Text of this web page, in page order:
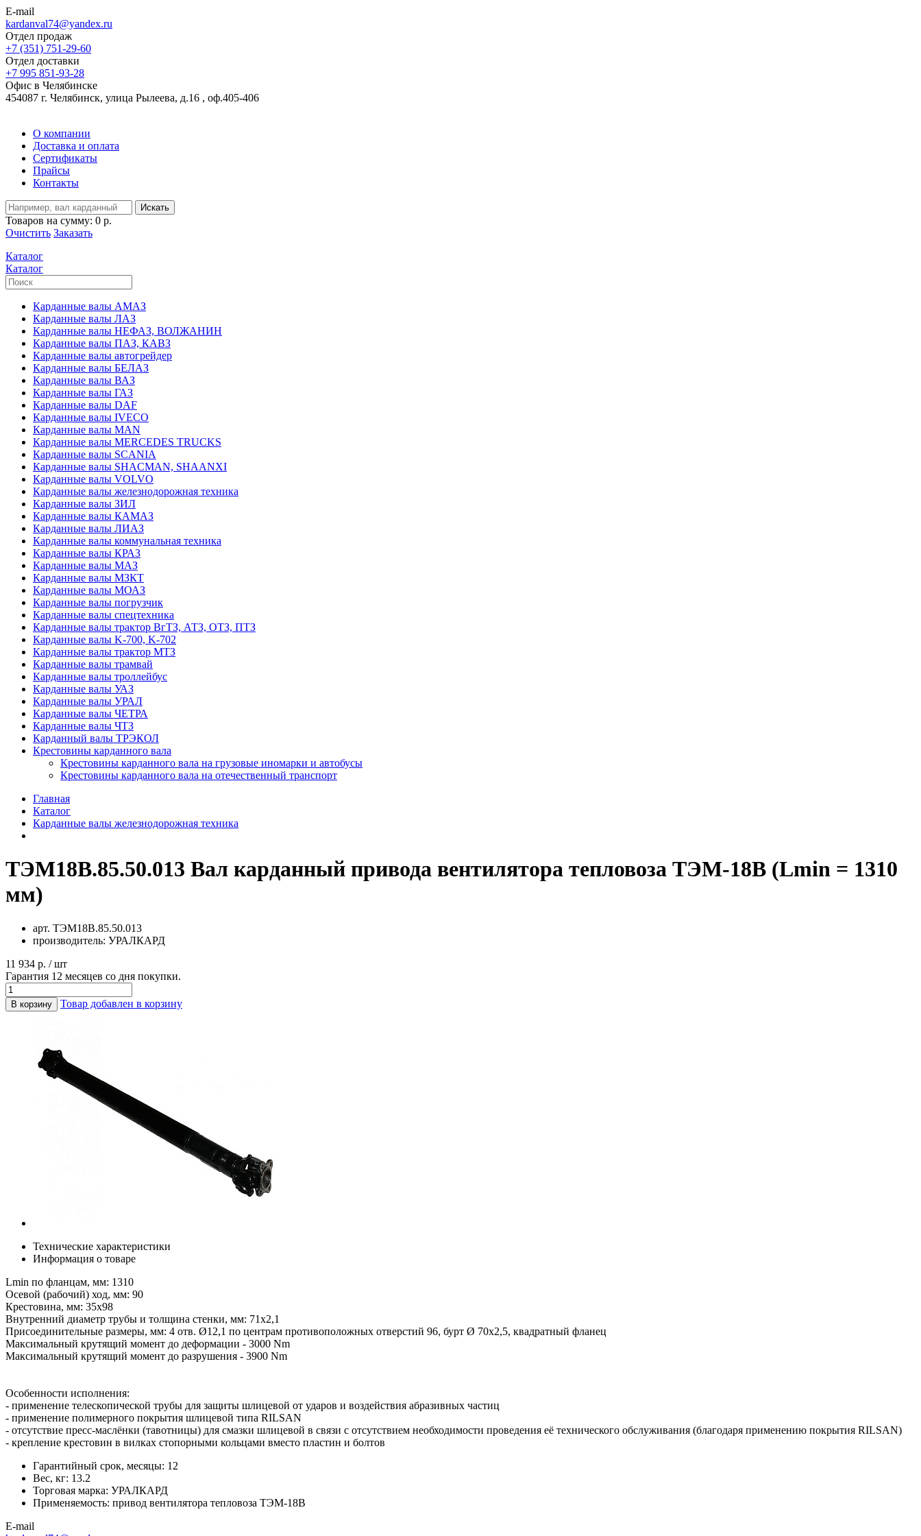
E-mail
kardanval74@yandex.ru
Отдел продаж
+7 (351) 751-29-60
Отдел доставки
+7 995 851-93-28
Офис в Челябинске
454087 г. Челябинск, улица Рылеева, д.16 , оф.405-406
О компании
Доставка и оплата
Сертификаты
Прайсы
Контакты
Искать
Товаров на сумму: 0 р.
Очистить Заказать
Каталог
Каталог
Карданные валы АМАЗ
Карданные валы ЛАЗ
Карданные валы НЕФАЗ, ВОЛЖАНИН
Карданные валы ПАЗ, КАВЗ
Карданные валы автогрейдер
Карданные валы БЕЛАЗ
Карданные валы ВАЗ
Карданные валы ГАЗ
Карданные валы DAF
Карданные валы IVECO
Карданные валы MAN
Карданные валы MERCEDES TRUCKS
Карданные валы SCANIA
Карданные валы SHACMAN, SHAANXI
Карданные валы VOLVO
Карданные валы железнодорожная техника
Карданные валы ЗИЛ
Карданные валы КАМАЗ
Карданные валы ЛИАЗ
Карданные валы коммунальная техника
Карданные валы КРАЗ
Карданные валы МАЗ
Карданные валы МЗКТ
Карданные валы МОАЗ
Карданные валы погрузчик
Карданные валы спецтехника
Карданные валы трактор ВгТЗ, АТЗ, ОТЗ, ПТЗ
Карданные валы K-700, K-702
Карданные валы трактор МТЗ
Карданные валы трамвай
Карданные валы троллейбус
Карданные валы УАЗ
Карданные валы УРАЛ
Карданные валы ЧЕТРА
Карданные валы ЧТЗ
Карданный валы ТРЭКОЛ
Крестовины карданного вала
Крестовины карданного вала на грузовые иномарки и автобусы
Крестовины карданного вала на отечественный транспорт
Главная
Каталог
Карданные валы железнодорожная техника
ТЭМ18В.85.50.013 Вал карданный привода вентилятора тепловоза ТЭМ-18В (Lmin = 1310
мм)
арт. ТЭМ18В.85.50.013
производитель: УРАЛКАРД
11 934 р. / шт
Гарантия 12 месяцев со дня покупки.
В корзину Товар добавлен в корзину
Технические характеристики
Информация о товаре
Lmin по фланцам, мм: 1310
Осевой (рабочий) ход, мм: 90
Крестовина, мм: 35х98
Внутренний диаметр трубы и толщина стенки, мм: 71х2,1
Присоединительные размеры, мм: 4 отв. Ø12,1 по центрам противоположных отверстий 96, бурт Ø 70х2,5, квадратный фланец
Максимальный крутящий момент до деформации - 3000 Nm
Максимальный крутящий момент до разрушения - 3900 Nm
Особенности исполнения:
- применение телескопической трубы для защиты шлицевой от ударов и воздействия абразивных частиц
- применение полимерного покрытия шлицевой типа RILSAN
- отсутствие пресс-маслёнки (тавотницы) для смазки шлицевой в связи с отсутствием необходимости проведения её технического обслуживания (благодаря применению покрытия RILSAN)
- крепление крестовин в вилках стопорными кольцами вместо пластин и болтов
Гарантийный срок, месяцы: 12
Вес, кг: 13.2
Торговая марка: УРАЛКАРД
Применяемость: привод вентилятора тепловоза ТЭМ-18В
E-mail